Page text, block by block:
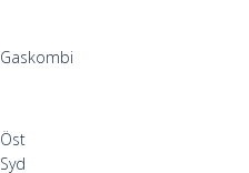
Gaskombi
Öst
Syd